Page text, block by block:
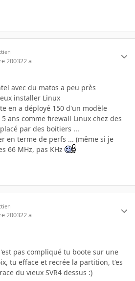
200322 a
avec du matos a peu près
installer Linux
en a déployé 150 d'un modèle
ans comme firewall Linux chez des
par des boitiers ...
en terme de perfs ... (même si je
66 MHz, pas KHz
200322 a
pas compliqué tu boote sur une
tu efface et recrée la partition, t'es
du vieux SVR4 dessus :)